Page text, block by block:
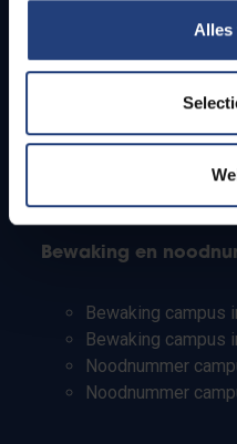
Alles
Studenten
PhD-studenten
Leerkrachten en
Bewaking en
Bewaking campus
Bewaking campus
Noodnummer
Noodnummer